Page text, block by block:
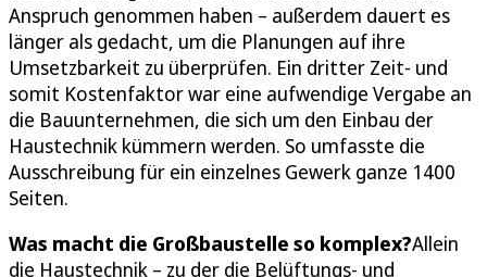
Anspruch genommen haben – außerdem dauert es
länger als gedacht, um die Planungen auf ihre
Umsetzbarkeit zu überprüfen. Ein dritter Zeit- und
somit Kostenfaktor war eine aufwendige Vergabe an
die Bauunternehmen, die sich um den Einbau der
Haustechnik kümmern werden. So umfasste die
Ausschreibung für ein einzelnes Gewerk ganze 1400
Seiten.
Was macht die Großbaustelle so komplex?Allein
die Haustechnik – zu der die Belüftungs- und